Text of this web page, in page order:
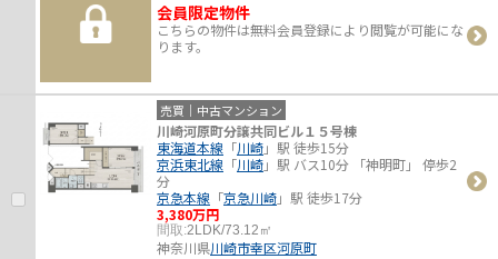
会員限定物件
こちらの物件は無料会員登録により閲覧が可能にな
ります。
売買｜中古マンション
川崎河原町分譲共同ビル１５号棟
東海道本線 「川崎」駅 徒歩15分
京浜東北線 「川崎」駅 バス10分 「神明町」 停歩2
分
京急本線 「京急川崎」駅 徒歩17分
3,380万円
間取:2LDK/73.12㎡
神奈川県川崎市幸区河原町